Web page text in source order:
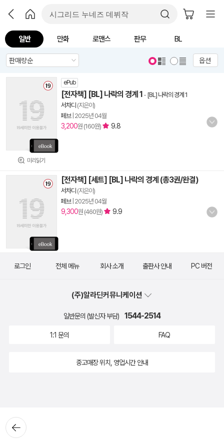
일반 만화 로맨스 판무 BL
옵션
미리읽기
ePub
[전자책] [BL] 나락의 경계 1 - [BL] 나락의 경계 1
서차디 (지은이)
페브| 2025년 04월
3,200원 (160원) 9.8
[전자책] [세트] [BL] 나락의 경계 (총3권/완결)
서차디 (지은이)
페브| 2025년 04월
9,300원 (460원) 9.9
뒤로가
기
로그인 전체 메뉴 회사 소개 출판사 안내 PC 버전
(주)알라딘커뮤니케이션
일반문의 (발신자 부담) 1544-2514
1:1 문의 FAQ
중고매장 위치, 영업시간 안내